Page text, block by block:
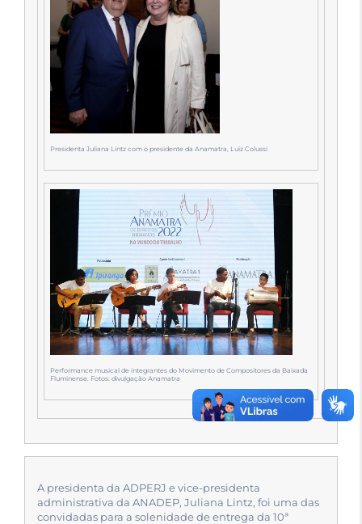
Presidenta Juliana Lintz com o presidente da Anamatra, Luiz Colussi
Performance musical de integrantes do Movimento de Compositores da Baixada
Fluminense. Fotos: divulgação Anamatra
A presidenta da ADPERJ e vice-presidenta
administrativa da ANADEP, Juliana Lintz, foi uma das
convidadas para a solenidade de entrega da 10ª